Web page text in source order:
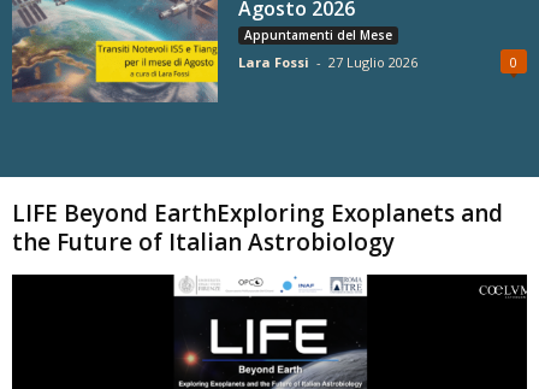
Agosto 2026
Appuntamenti del Mese
Lara Fossi - 27 Luglio 2026 0
LIFE Beyond EarthExploring Exoplanets and
the Future of Italian Astrobiology